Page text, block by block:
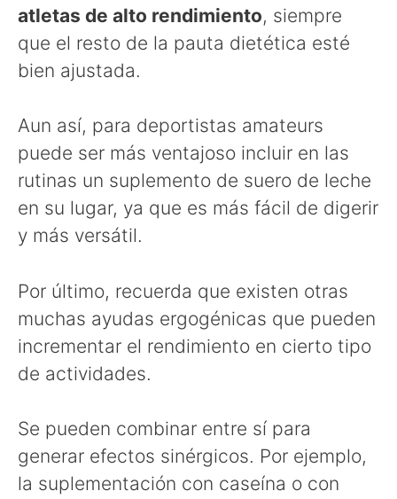
atletas de alto rendimiento, siempre
que el resto de la pauta dietética esté
bien ajustada.
Aun así, para deportistas amateurs
puede ser más ventajoso incluir en las
rutinas un suplemento de suero de leche
en su lugar, ya que es más fácil de digerir
y más versátil.
Por último, recuerda que existen otras
muchas ayudas ergogénicas que pueden
incrementar el rendimiento en cierto tipo
de actividades.
Se pueden combinar entre sí para
generar efectos sinérgicos. Por ejemplo,
la suplementación con caseína o con